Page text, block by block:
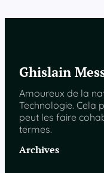
Ghislain
Amoureux de la
Technologie. Cela
peut les faire
termes.
Archives